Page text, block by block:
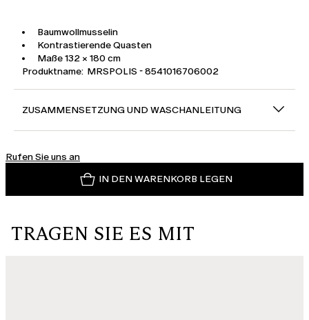
Baumwollmusselin
Kontrastierende Quasten
Maße 132 × 180 cm
Produktname: MRSPOLIS - 8541016706002
ZUSAMMENSETZUNG UND WASCHANLEITUNG
Rufen Sie uns an
IN DEN WARENKORB LEGEN
TRAGEN SIE ES MIT